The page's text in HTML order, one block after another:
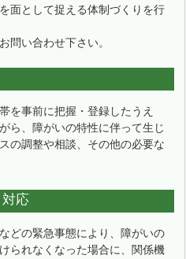
面として捉える体制づくりを行
問い合わせ下さい。
を事前に把握・登録したうえ
ら、障がいの特性に伴って生じ
の調整や相談、その他の必要な
応
どの緊急事態により、障がいの
られなくなった場合に、関係機